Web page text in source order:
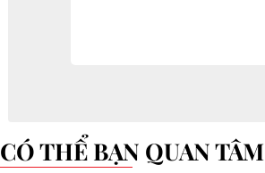
CÓ THỂ BẠN QUAN TÂM